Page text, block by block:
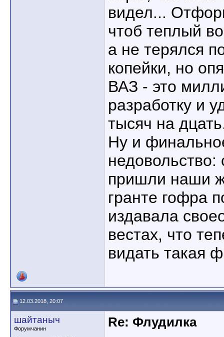
видел...
чтоб теплый
а не терялся
копейки, но
ВАЗ - это
разработку и
тысяч на
Ну и
пришли наши
гранте гофра
издавала
вестах, что
видать такая
12.03.2018, 20:07
шайтаныч
Форумчанин
Re: Флудилка